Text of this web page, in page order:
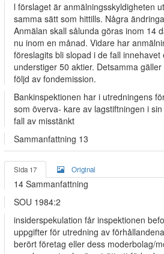
l förslaget är anmälningsskyldigheten
samma sätt som hittills. Några
Anmälan skall sålunda göras inom 14
nu inom en månad. Vidare har
föreslagits bli slopad i de fall
understiger 50 aktier. Detsamma
följd av fondemission.
Bankinspektionen har i utredningens
som överva- kare av lagstiftningen i
fall av misstänkt
Sammanfattning 13
Sida 17 Original
14 Sammanfattning
SOU 1984:2
insiderspekulation får inspektionen
uppgifter för utredning av
berört företag eller dess moderbolag/